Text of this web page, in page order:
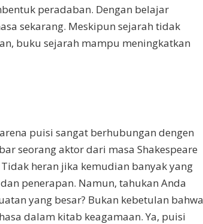
peradaban. Dengan belajar
sekarang. Meskipun sejarah tidak
buku sejarah mampu meningkatkan
puisi sangat berhubungan dengen
seorang aktor dari masa Shakespeare
heran jika kemudian banyak yang
penerapan. Namun, tahukan Anda
yang besar? Bukan kebetulan bahwa
dalam kitab keagamaan. Ya, puisi